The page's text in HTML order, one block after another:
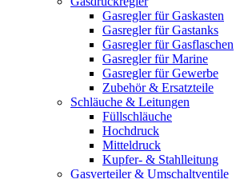
Gasregler für Gaskasten
Gasregler für Gastanks
Gasregler für Gasflaschen
Gasregler für Marine
Gasregler für Gewerbe
Zubehör & Ersatzteile
Schläuche & Leitungen
Füllschläuche
Hochdruck
Mitteldruck
Kupfer- & Stahlleitung
Gasverteiler & Umschaltventile